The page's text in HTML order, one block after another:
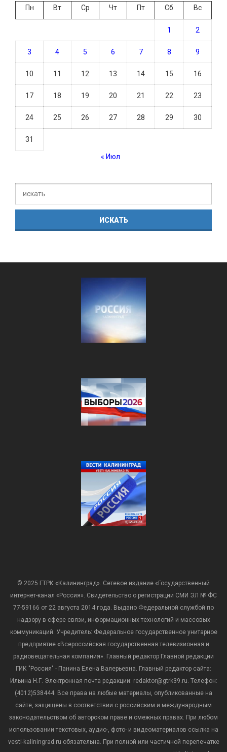
Пн
Вт Ср Чт Пт Сб Вс
1 2
3 4 5 6 7 8 9
10 11 12 13 14 15 16
17 18 19 20 21 22 23
24 25 26 27 28 29 30
31
« Июл
© 2025 ГТРК «Калининград». Сетевое издание «Государственный
интернет-канал «Россия». Свидетельство о регистрации СМИ ЭЛ № ФС
77-59166 от 22 августа 2014 года. Выдано Федеральной службой по
надзору в сфере связи, информационных технологий и массовых
коммуникаций. Учредитель: Федеральное государственное унитарное
предприятие «Всероссийская государственная телевизионная и
радиовещательная компания». Главный редактор Главной редакции
ГИК "Россия" - Панина Елена Валерьевна. Главный редактор сайта:
Ильина Н.Г. Электронная почта редакции: redaktor@gtrk39.ru. Телефон:
(4012)538444. Все права на любые материалы, опубликованные на
сайте, защищены в соответствии с российским и международным
законодательством об авторском праве и смежных правах. При любом
использовании текстовых, аудио-, фото- и видеоматериалов ссылка на
vesti-kaliningrad.ru обязательна. При полной или частичной перепечатке